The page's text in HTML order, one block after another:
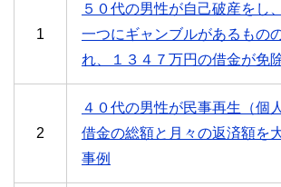
1
５０代の男性が自己破産をし
一つにギャンブルがあるもの
れ、１３４７万円の借金が免
2
４０代の男性が民事再生（個
借金の総額と月々の返済額を
事例